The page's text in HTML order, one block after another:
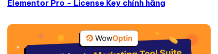
Elementor Pro - License Key chính hãng